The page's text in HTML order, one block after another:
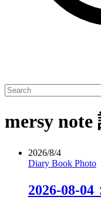
mersy note
2026/8/4
Diary Book Photo
2026-08-